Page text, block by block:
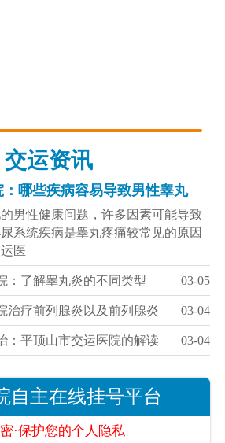
交运资讯
哪些疾病容易导致男性睾丸
男性健康问题，许多因素可能导致
系统疾病是睾丸疼痛较常见的原因
医
：了解睾丸炎的不同类型 03-05
治疗前列腺炎以及前列腺炎 03-04
：平顶山市交运医院的解读 03-04
自主在线挂号平台
·保护您的个人隐私